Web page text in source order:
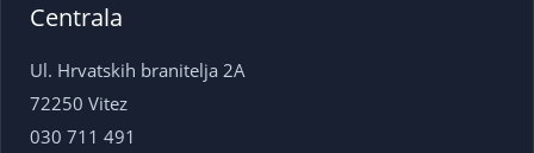
Centrala
Ul. Hrvatskih branitelja 2A
72250 Vitez
030 711 491